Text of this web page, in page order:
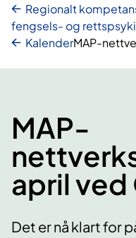
Regionalt
fengsels- og
KalenderMAP-
MAP-
april ved
Det er nå klart for